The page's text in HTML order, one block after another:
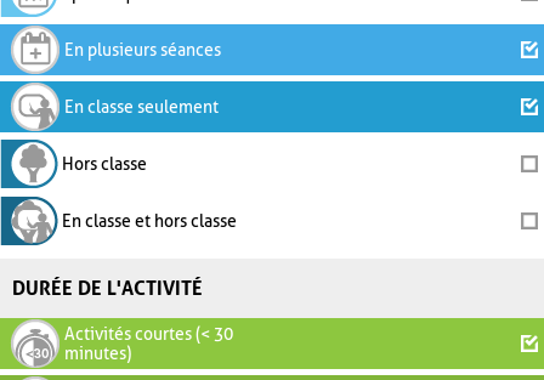
En plusieurs séances
En classe seulement
Hors classe
En classe et hors classe
DURÉE DE L'ACTIVITÉ
Activités courtes (< 30
minutes)